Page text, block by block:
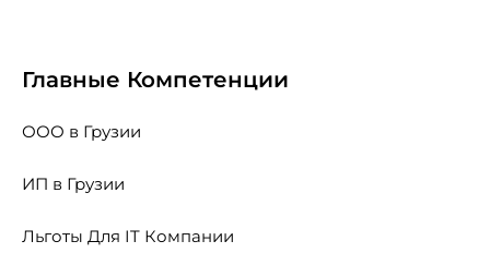
Главные Компетенции
ООО в Грузии
ИП в Грузии
Льготы Для IT Компании